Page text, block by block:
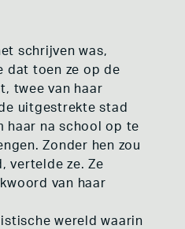
schrijven was,
dat toen ze op de
twee van haar
uitgestrekte stad
haar na school op te
Zonder hen zou
vertelde ze. Ze
van haar
wereld waarin